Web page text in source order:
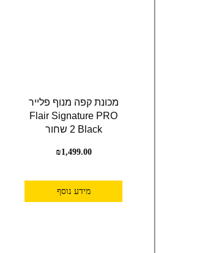
מכונת קפה מנוף פלייר
Flair Signature PRO
2 Black שחור
₪1,499.00
מידע נוסף